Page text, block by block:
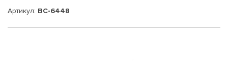
Артикул: BC-6448